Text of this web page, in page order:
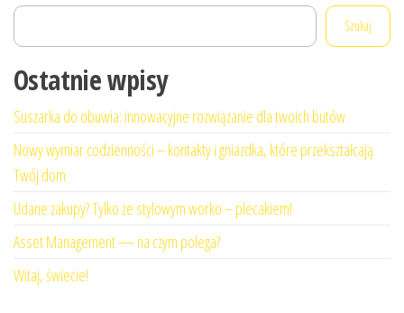
Szukaj
Ostatnie wpisy
Suszarka do obuwia: innowacyjne rozwiązanie dla twoich butów
Nowy wymiar codzienności – kontakty i gniazdka, które przekształcają
Twój dom
Udane zakupy? Tylko ze stylowym worko – plecakiem!
Asset Management — na czym polega?
Witaj, świecie!